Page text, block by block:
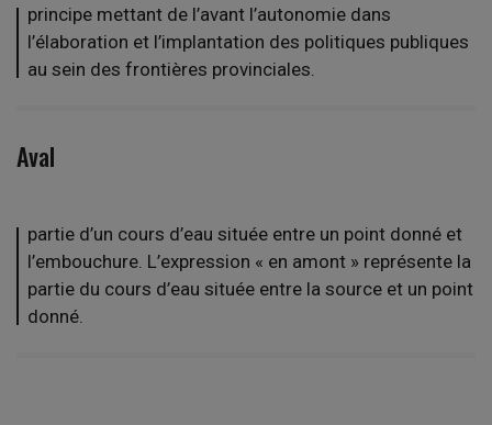
principe mettant de l’avant l’autonomie dans
l’élaboration et l’implantation des politiques publiques
au sein des frontières provinciales.
Aval
partie d’un cours d’eau située entre un point donné et
l’embouchure. L’expression « en amont » représente la
partie du cours d’eau située entre la source et un point
donné.